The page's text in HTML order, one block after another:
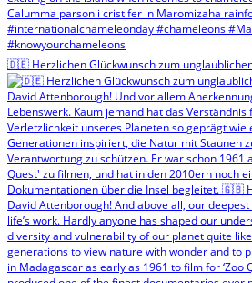
🇩🇪 Herzlichen Glückwunsch zum